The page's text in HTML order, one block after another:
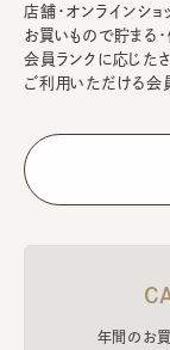
店舗・オンラインショ
お買いもので貯まる
会員ランクに応じた
ご利用いただける会
年間のお